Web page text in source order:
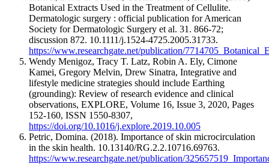
Botanical Extracts Used in the Treatment of Cellulite.
Dermatologic surgery : official publication for American
Society for Dermatologic Surgery et al. 31. 866-72;
discussion 872. 10.1111/j.1524-4725.2005.31733.
https://www.researchgate.net/publication/
Wendy Menigoz, Tracy T. Latz, Robin A. Ely, Cimone
Kamei, Gregory Melvin, Drew Sinatra, Integrative and
lifestyle medicine strategies should include Earthing
(grounding): Review of research evidence and clinical
observations, EXPLORE, Volume 16, Issue 3, 2020, Pages
152-160, ISSN 1550-8307,
https://doi.org/10.1016/j.explore.2019.10.005
Petric, Domina. (2018). Importance of skin microcirculation
in the skin health. 10.13140/RG.2.2.10716.69763.
https://www.researchgate.net/publication/